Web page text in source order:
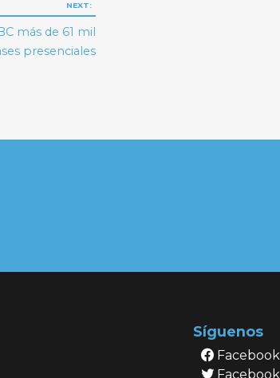
NEXT:
más de 61 mil
presenciales
Síguenos
Facebook
Facebook